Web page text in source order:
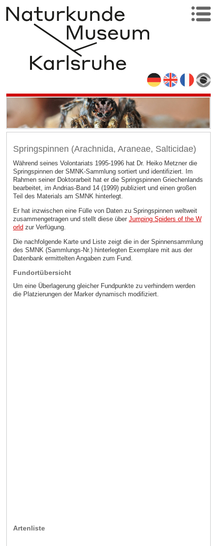
Springspinnen (Arachnida, Araneae, Salticidae)
Während seines Volontariats 1995-1996 hat Dr. Heiko Metzner die
Springspinnen der SMNK-Sammlung sortiert und identifiziert. Im
Rahmen seiner Doktorarbeit hat er die Springspinnen Griechenlands
bearbeitet, im Andrias-Band 14 (1999) publiziert und einen großen
Teil des Materials am SMNK hinterlegt.
Er hat inzwischen eine Fülle von Daten zu Springspinnen weltweit
zusammengetragen und stellt diese über Jumping Spiders of the W
orld zur Verfügung.
Die nachfolgende Karte und Liste zeigt die in der Spinnensammlung
des SMNK (Sammlungs-Nr.) hinterlegten Exemplare mit aus der
Datenbank ermittelten Angaben zum Fund.
Fundortübersicht
Um eine Überlagerung gleicher Fundpunkte zu verhindern werden
die Platzierungen der Marker dynamisch modifiziert.
Artenliste